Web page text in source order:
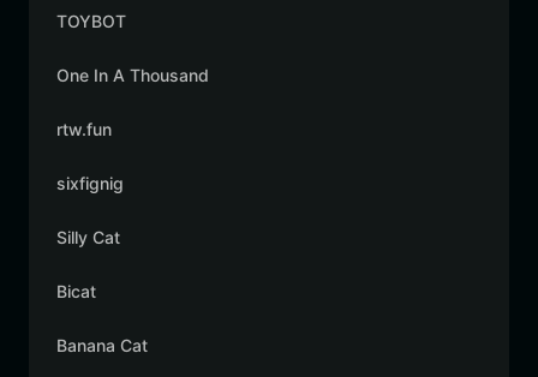
TOYBOT
One In A Thousand
rtw.fun
sixfignig
Silly Cat
Bicat
Banana Cat